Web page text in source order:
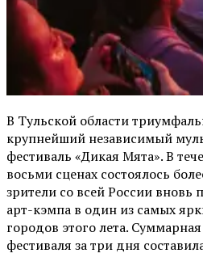
В Тульской области
крупнейший независимый
фестиваль «Дикая Мята». В
восьми сценах состоялось
зрители со всей России вновь
арт-кэмпа в один из самых
городов этого лета.
фестиваля за три дня